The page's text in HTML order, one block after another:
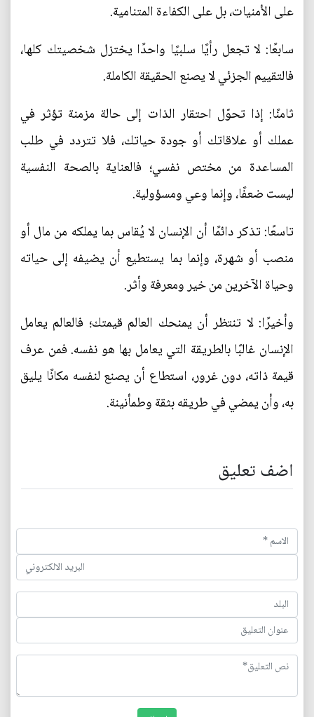
على الأمنيات، بل على الكفاءة المتنامية.
سابعًا: لا تجعل رأيًا سلبيًا واحدًا يختزل شخصيتك كلها،
فالتقييم الجزئي لا يصنع الحقيقة الكاملة.
ثامنًا: إذا تحوّل احتقار الذات إلى حالة مزمنة تؤثر في
عملك أو علاقاتك أو جودة حياتك، فلا تتردد في طلب
المساعدة من مختص نفسي؛ فالعناية بالصحة النفسية
ليست ضعفًا، وإنما وعي ومسؤولية.
تاسعًا: تذكر دائمًا أن الإنسان لا يُقاس بما يملكه من مال أو
منصب أو شهرة، وإنما بما يستطيع أن يضيفه إلى حياته
وحياة الآخرين من خير ومعرفة وأثر.
وأخيرًا: لا تنتظر أن يمنحك العالم قيمتك؛ فالعالم يعامل
الإنسان غالبًا بالطريقة التي يعامل بها هو نفسه. فمن عرف
قيمة ذاته، دون غرور، استطاع أن يصنع لنفسه مكانًا يليق
به، وأن يمضي في طريقه بثقة وطمأنينة.
اضف تعليق